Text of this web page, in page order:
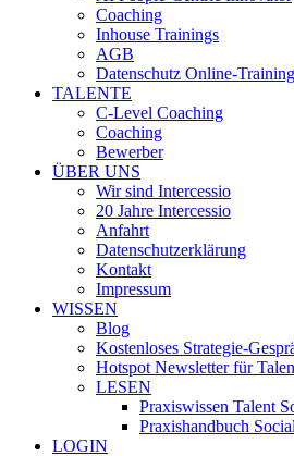
Coaching
Inhouse Trainings
AGB
Datenschutz Online-
TALENTE
C-Level Coaching
Coaching
Bewerber
ÜBER UNS
Wir sind Intercessio
20 Jahre Intercessio
Anfahrt
Datenschutzerklärung
Kontakt
Impressum
WISSEN
Blog
Kostenloses Strategie-
Hotspot Newsletter für
LESEN
Praxiswissen Talent
Praxishandbuch
LOGIN